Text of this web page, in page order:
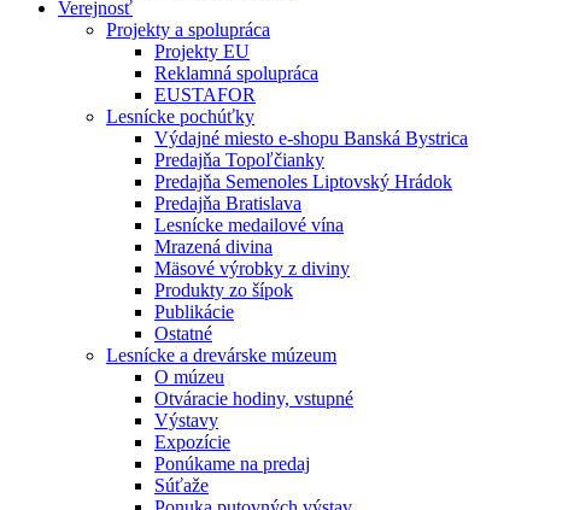
Verejnosť
Projekty a spolupráca
Projekty EU
Reklamná spolupráca
EUSTAFOR
Lesnícke pochúťky
Výdajné miesto e-shopu Banská Bystrica
Predajňa Topoľčianky
Predajňa Semenoles Liptovský Hrádok
Predajňa Bratislava
Lesnícke medailové vína
Mrazená divina
Mäsové výrobky z diviny
Produkty zo šípok
Publikácie
Ostatné
Lesnícke a drevárske múzeum
O múzeu
Otváracie hodiny, vstupné
Výstavy
Expozície
Ponúkame na predaj
Súťaže